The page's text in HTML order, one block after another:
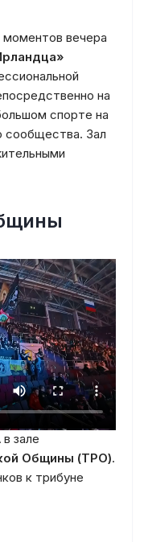
вечера
на
спорте на
сообщества. Зал
зале
Общины (ТРО).
к трибуне